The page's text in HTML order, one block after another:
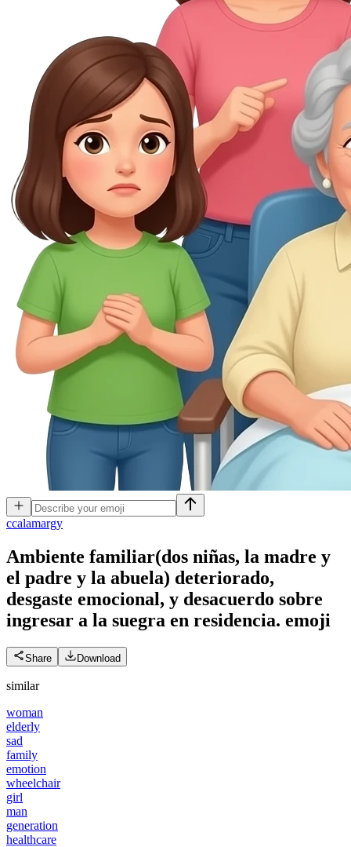
ccalamargy
Ambiente familiar(dos niñas, la madre y
el padre y la abuela) deteriorado,
desgaste emocional, y desacuerdo sobre
ingresar a la suegra en residencia. emoji
Share Download
similar
woman
elderly
sad
family
emotion
wheelchair
girl
man
generation
healthcare